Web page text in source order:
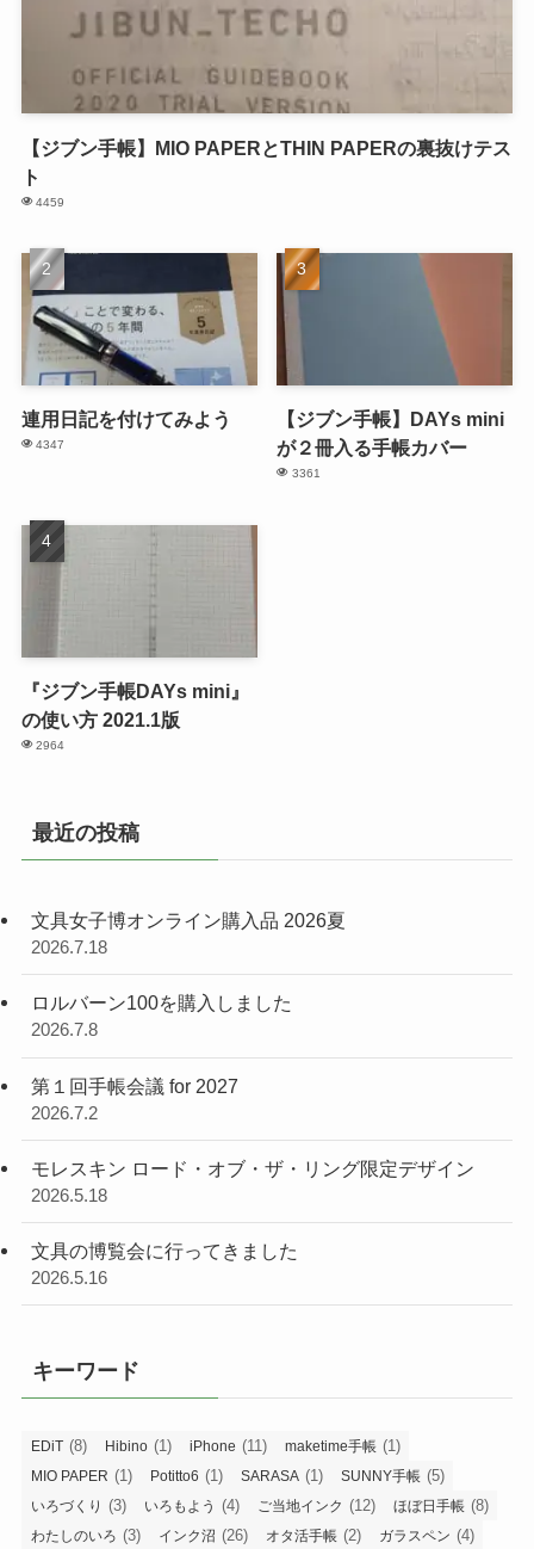
【ジブン手帳】MIO PAPERとTHIN PAPERの裏抜けテス
ト
4459
連用日記を付けてみよう
4347
【ジブン手帳】DAYs mini
が２冊入る手帳カバー
3361
『ジブン手帳DAYs mini』
の使い方 2021.1版
2964
最近の投稿
文具女子博オンライン購入品 2026夏
2026.7.18
ロルバーン100を購入しました
2026.7.8
第１回手帳会議 for 2027
2026.7.2
モレスキン ロード・オブ・ザ・リング限定デザイン
2026.5.18
文具の博覧会に行ってきました
2026.5.16
キーワード
EDiT (8) Hibino (1) iPhone (11) maketime手帳 (1)
MIO PAPER (1) Potitto6 (1) SARASA (1) SUNNY手帳 (5)
いろづくり (3) いろもよう (4) ご当地インク (12) ほぼ日手帳 (8)
わたしのいろ (3) インク沼 (26) オタ活手帳 (2) ガラスペン (4)